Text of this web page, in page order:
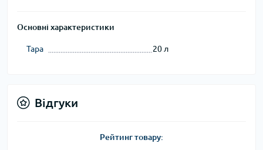
Основні характеристики
Тара 20 л
Відгуки
Рейтинг товару: